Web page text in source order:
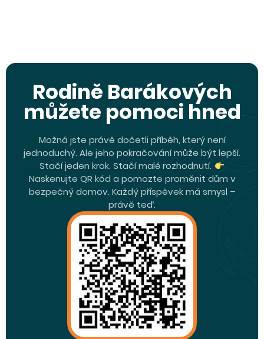
Rodině Barákových
můžete pomoci hned
Možná jste právě dočetli příběh, který není
jednoduchý. Ale jeho pokračování může být lepší.
Stačí jeden krok. Stačí malé rozhodnutí.
Naskenujte QR kód a pomozte proměnit dům v
bezpečný domov. Každý příspěvek má smysl –
právě teď.